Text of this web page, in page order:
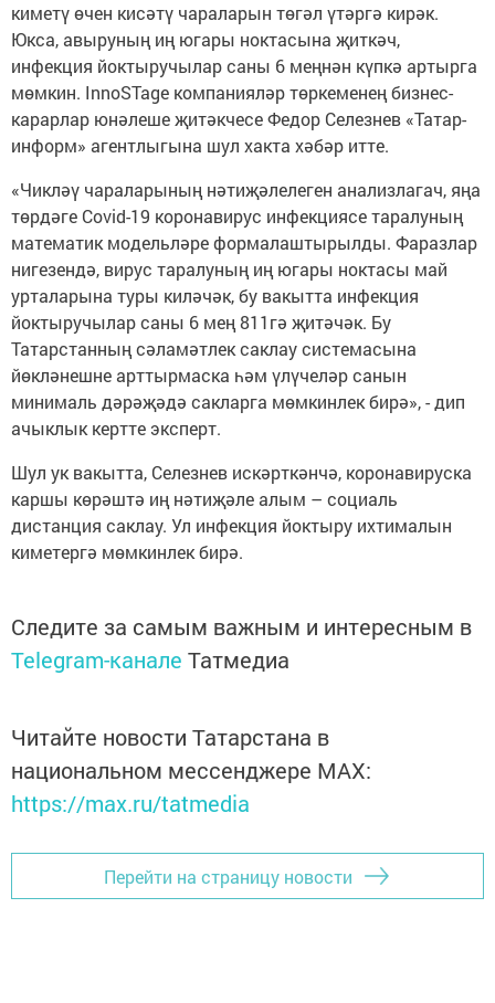
киметү өчен кисәтү чараларын төгәл үтәргә кирәк.
Юкса, авыруның иң югары ноктасына җиткәч,
инфекция йоктыручылар саны 6 меңнән күпкә артырга
мөмкин. InnoSTage компанияләр төркеменең бизнес-
карарлар юнәлеше җитәкчесе Федор Селезнев «Татар-
информ» агентлыгына шул хакта хәбәр итте.
«Чикләү чараларының нәтиҗәлелеген анализлагач, яңа
төрдәге Covid-19 коронавирус инфекциясе таралуның
математик модельләре формалаштырылды. Фаразлар
нигезендә, вирус таралуның иң югары ноктасы май
урталарына туры киләчәк, бу вакытта инфекция
йоктыручылар саны 6 мең 811гә җитәчәк. Бу
Татарстанның сәламәтлек саклау системасына
йөкләнешне арттырмаска һәм үлүчеләр санын
минималь дәрәҗәдә сакларга мөмкинлек бирә», - дип
ачыклык кертте эксперт.
Шул ук вакытта, Селезнев искәрткәнчә, коронавируска
каршы көрәштә иң нәтиҗәле алым – социаль
дистанция саклау. Ул инфекция йоктыру ихтималын
киметергә мөмкинлек бирә.
Следите за самым важным и интересным в
Telegram-канале Татмедиа
Читайте новости Татарстана в
национальном мессенджере MАХ:
https://max.ru/tatmedia
Перейти на страницу новости